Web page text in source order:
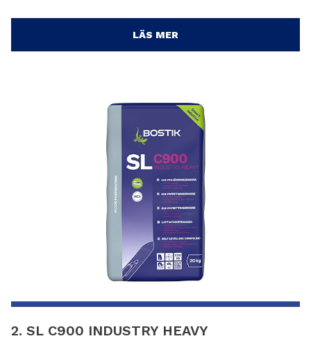
LÄS MER
2. SL C900 INDUSTRY HEAVY